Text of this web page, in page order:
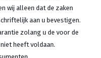
wij alleen dat de zaken
aan u bevestigen.
zolang u de voor de
heeft voldaan.